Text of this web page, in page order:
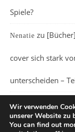
Spiele?
Nenatie zu
cover sich stark
unterscheiden –
Wir verwenden
unserer Website zu
You can find out